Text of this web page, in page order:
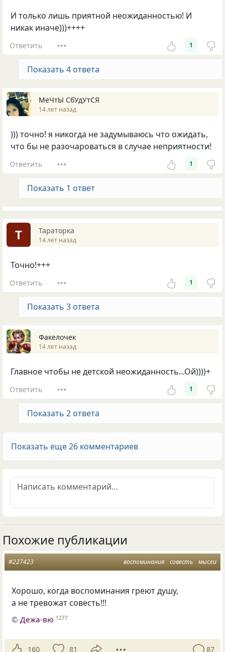
И только лишь приятной неожиданностью! И
никак иначе)))++++
Ответить 1
Показать 4 ответа
МеЧтЫ СбУдУтСЯ
14 лет назад
))) точно! я никогда не задумываюсь что ожидать,
что бы не разочароваться в случае неприятности!
Ответить 1
Показать 1 ответ
Т Тараторка
14 лет назад
Точно!+++
Ответить 1
Показать 3 ответа
Факелочек
14 лет назад
Главное чтобы не детской неожиданность...Ой))))+
Ответить 1
Показать 2 ответа
Показать еще 26 комментариев
Похожие публикации
воспоминания совесть мысли
#227423
Хорошо, когда воспоминания греют душу,
а не тревожат совесть!!!
© Дежа-вю 1277
160 81 87